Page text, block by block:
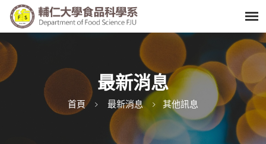
最新消息
首頁 最新消息 其他訊息